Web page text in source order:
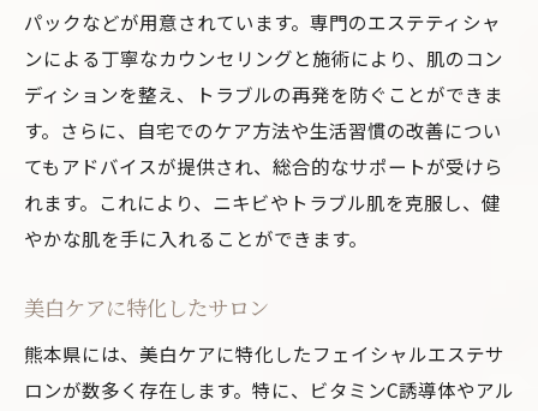
パックなどが用意されています。専門のエステティシャ
ンによる丁寧なカウンセリングと施術により、肌のコン
ディションを整え、トラブルの再発を防ぐことができま
す。さらに、自宅でのケア方法や生活習慣の改善につい
てもアドバイスが提供され、総合的なサポートが受けら
れます。これにより、ニキビやトラブル肌を克服し、健
やかな肌を手に入れることができます。
美白ケアに特化したサロン
熊本県には、美白ケアに特化したフェイシャルエステサ
ロンが数多く存在します。特に、ビタミンC誘導体やアル